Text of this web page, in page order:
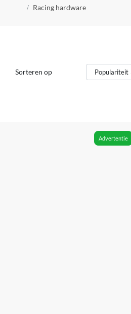
Kruimelpad
Racing hardware
Sorteren op
Advertentie